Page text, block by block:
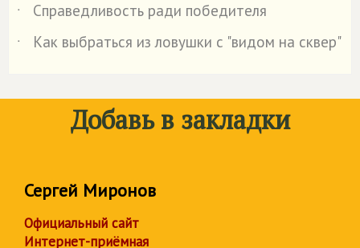
˙
Справедливость ради победителя
˙
Как выбраться из ловушки с "видом на сквер"
Добавь в закладки
Сергей Миронов
Официальный сайт
Интернет-приёмная